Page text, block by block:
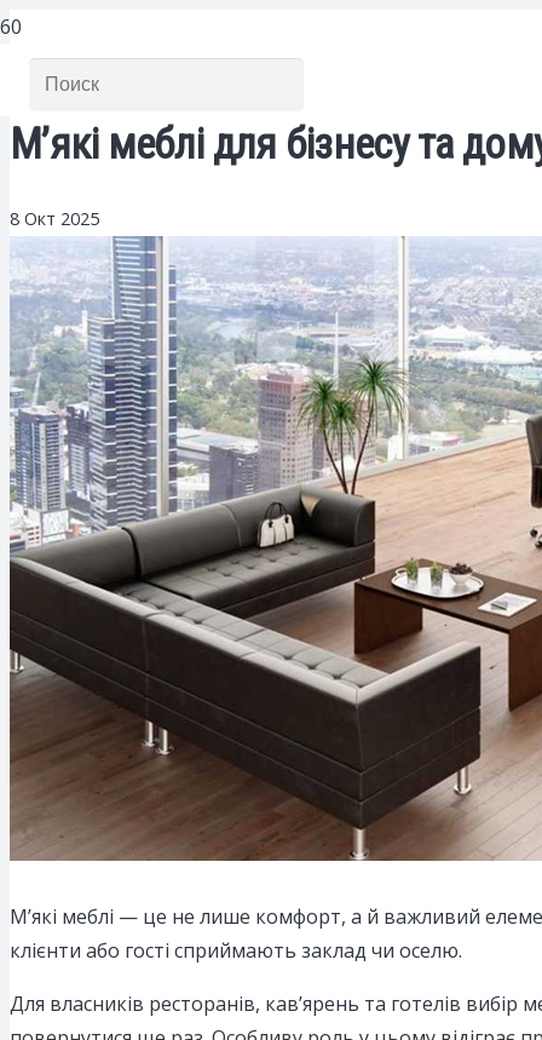
М’які меблі для бізнесу та
8 Окт 2025
М’які меблі — це не лише комфорт, а й важливий
клієнти або гості сприймають заклад чи оселю.
Для власників ресторанів, кав’ярень та готелів вибір